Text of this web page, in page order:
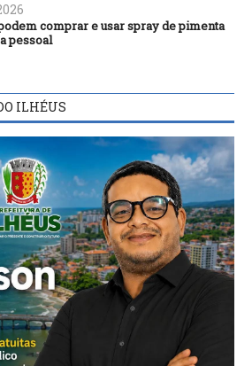
comprar e usar spray de pimenta
pessoal
ILHÉUS